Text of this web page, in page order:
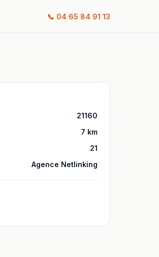
📞 04 65 84 91 13
21160
7 km
21
Agence Netlinking